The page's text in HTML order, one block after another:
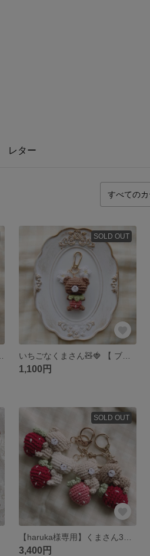
レター
SOLD OUT
いちごなくまさん🧸🍓 【 ブラウン 】編みぐるみ クマ テディベア キーリング キーホルダー ミミベア お菓子 イチゴ 苺 花
1,100円
SOLD OUT
3,400円